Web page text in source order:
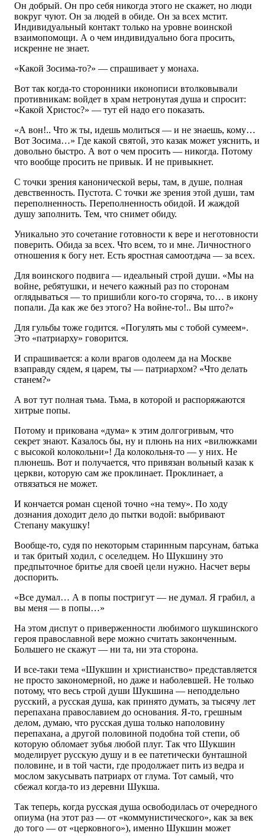
Он добрый. Он про себя никогда этого не скажет, но люди
вокруг чуют. Он за людей в обиде. Он за всех мстит.
Индивидуальный контакт только на уровне воинской
взаимопомощи. А о чем индивидуально бога просить,
искренне не знает.
«Какой Зосима-то?» — спрашивает у монаха.
Вот так когда-то сторонники иконописи втолковывали
противникам: войдет в храм нетронутая душа и спросит:
«Какой Христос?» — тут ей надо его показать.
«А вон!.. Что ж ты, идешь молиться — и не знаешь, кому…
Вот Зосима…» Где какой святой, это казак может уяснить, и
довольно быстро. А вот о чем просить — никогда. Потому
что вообще просить не привык. И не привыкнет.
С точки зрения канонической веры, там, в душе, полная
девственность. Пустота. С точки же зрения этой души, там
переполненность. Переполненность обидой. И жаждой
душу заполнить. Тем, что снимет обиду.
Уникально это сочетание готовности к вере и неготовности
поверить. Обида за всех. Что всем, то и мне. Личностного
отношения к богу нет. Есть яростная самоотдача — за всех.
Для воинского подвига — идеальный строй души. «Мы на
войне, ребятушки, и нечего кажный раз по сторонам
оглядываться — то пришибли кого-то сгоряча, то… в икону
попали. Да как же без этого? На войне-то!.. Вы што?»
Для гульбы тоже годится. «Погулять мы с тобой сумеем».
Это «патриарху» говорится.
И спрашивается: а коли врагов одолеем да на Москве
взаправду сядем, я царем, ты — патриархом? «Что делать
станем?»
А вот тут полная тьма. Тьма, в которой и распоряжаются
хитрые попы.
Потому и прикована «дума» к этим долгогривым, что
секрет знают. Казалось бы, ну и плюнь на них «вилюжками
с высокой колокольни»! Да колокольня-то — у них. Не
плюнешь. Вот и получается, что привязан вольный казак к
церкви, которую сам же проклинает. Проклинает, а
отвязаться не может.
И кончается роман сценой точно «на тему». По ходу
дознания доходит дело до пытки водой: выбривают
Степану макушку!
Вообще-то, судя по некоторым старинным парсунам, батька
и так бритый ходил, с оселедцем. Но Шукшину это
предпыточное бритье для своей цели нужно. Насчет веры
доспорить.
«Все думал… А в попы постригут — не думал. Я грабил, а
вы меня — в попы…»
На этом диспут о приверженности любимого шукшинского
героя православной вере можно считать законченным.
Большего не скажут — ни та, ни эта сторона.
И все-таки тема «Шукшин и христианство» представляется
не просто закономерной, но даже и наболевшей. Не только
потому, что весь строй души Шукшина — неподдельно
русский, а русская душа, как принято думать, за тысячу лет
перепахана православием до основания. Я-то, грешным
делом, думаю, что русская душа только наполовину
перепахана, а другой половиной подобна той степи, об
которую обломает зубья любой плуг. Так что Шукшин
моделирует русскую душу и в ее патетически бунташной
половине, и в той части, где продолжает пить из ведра и
мослом закусывать патриарх от глума. Тот самый, что
сбежал когда-то из деревни Шукша.
Так теперь, когда русская душа освободилась от очередного
опиума (на этот раз — от «коммунистического», как за век
до того — от «церковного»), именно Шукшин может